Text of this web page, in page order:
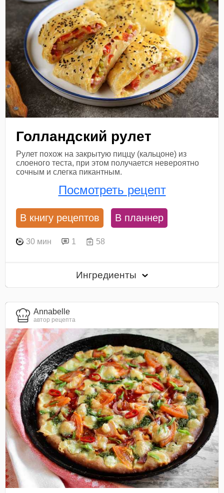
Голландский рулет
Рулет похож на закрытую пиццу (кальцоне) из
слоеного теста, при этом получается невероятно
сочным и слегка пикантным.
Посмотреть рецепт
В книгу рецептов В планнер
30 мин 1 58
Ингредиенты
Annabelle
автор рецепта